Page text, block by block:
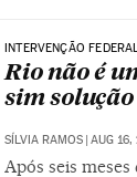
INTERVENÇÃO
Rio não é
sim solução
SÍLVIA RAMOS AUG
Após seis